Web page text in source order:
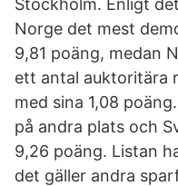
Stockholm. Enligt
Norge det mest
9,81 poäng, medan
ett antal auktoritära
med sina 1,08
på andra plats och
9,26 poäng. Listan
det gäller andra